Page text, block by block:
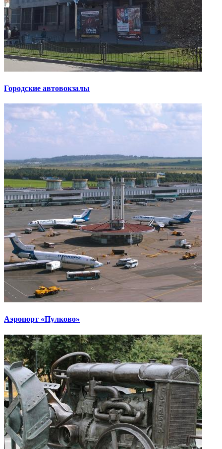
Городские автовокзалы
Аэропорт «Пулково»